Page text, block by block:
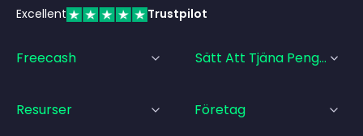
Excellent Trustpilot
Freecash Sätt Att Tjäna Pengar
Resurser Företag